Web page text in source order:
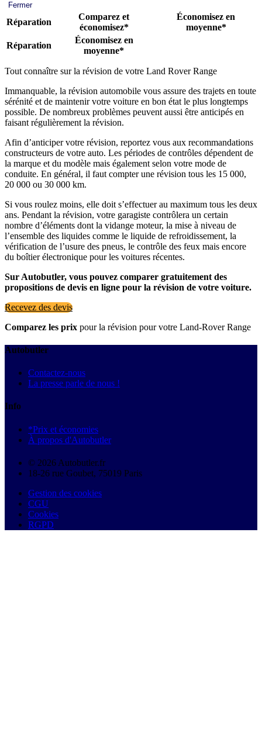
Fermer
Réparation
Comparez et
économisez*
Économisez en
moyenne*
Réparation
Économisez en
moyenne*
Tout connaître sur la révision de votre Land Rover Range
Immanquable, la révision automobile vous assure des trajets en toute
sérénité et de maintenir votre voiture en bon état le plus longtemps
possible. De nombreux problèmes peuvent aussi être anticipés en
faisant régulièrement la révision.
Afin d’anticiper votre révision, reportez vous aux recommandations
constructeurs de votre auto. Les périodes de contrôles dépendent de
la marque et du modèle mais également selon votre mode de
conduite. En général, il faut compter une révision tous les 15 000,
20 000 ou 30 000 km.
Si vous roulez moins, elle doit s’effectuer au maximum tous les deux
ans. Pendant la révision, votre garagiste contrôlera un certain
nombre d’éléments dont la vidange moteur, la mise à niveau de
l’ensemble des liquides comme le liquide de refroidissement, la
vérification de l’usure des pneus, le contrôle des feux mais encore
du boîtier électronique pour les voitures récentes.
Sur Autobutler, vous pouvez comparer gratuitement des
propositions de devis en ligne pour la révision de votre voiture.
Recevez des devis
Comparez les prix pour la révision pour votre Land-Rover Range
Autobutler
Contactez-nous
La presse parle de nous !
Info
*Prix et économies
À propos d'Autobutler
© 2026 Autobutler.fr
18-26 rue Goubet, 75019 Paris
Gestion des cookies
CGU
Cookies
RGPD